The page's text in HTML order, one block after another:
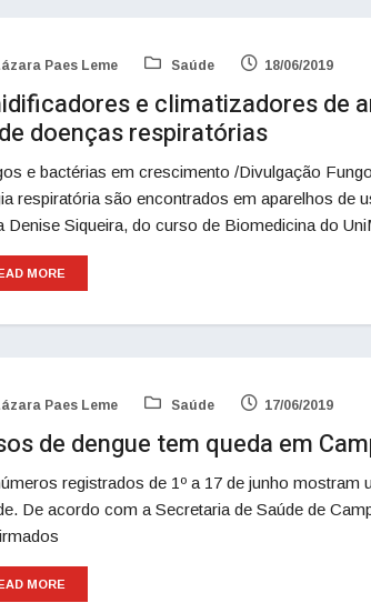
Paes Leme Saúde 18/06/2019
e climatizadores de
doenças respiratórias
e bactérias em crescimento /Divulgação
respiratória são encontrados em aparelhos de
Denise Siqueira, do curso de Biomedicina do
MORE
Paes Leme Saúde 17/06/2019
de dengue tem queda em
registrados de 1º a 17 de junho
De acordo com a Secretaria de Saúde de
MORE